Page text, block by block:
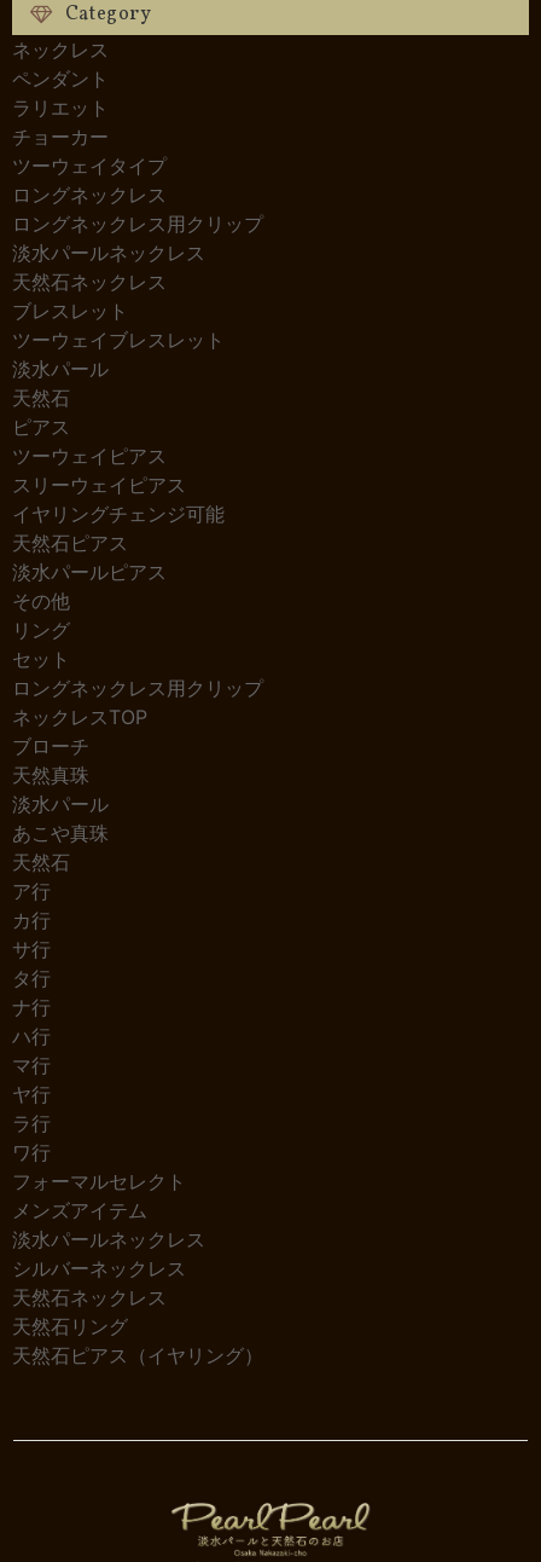
Category
ネックレス
ペンダント
ラリエット
チョーカー
ツーウェイタイプ
ロングネックレス
ロングネックレス用クリップ
淡水パールネックレス
天然石ネックレス
ブレスレット
ツーウェイブレスレット
淡水パール
天然石
ピアス
ツーウェイピアス
スリーウェイピアス
イヤリングチェンジ可能
天然石ピアス
淡水パールピアス
その他
リング
セット
ロングネックレス用クリップ
ネックレスTOP
ブローチ
天然真珠
淡水パール
あこや真珠
天然石
ア行
カ行
サ行
タ行
ナ行
ハ行
マ行
ヤ行
ラ行
ワ行
フォーマルセレクト
メンズアイテム
淡水パールネックレス
シルバーネックレス
天然石ネックレス
天然石リング
天然石ピアス（イヤリング）